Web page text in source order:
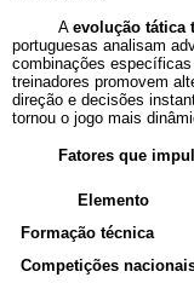
A evolução tática
portuguesas analisam
combinações
treinadores promovem
direção e decisões
tornou o jogo mais
Fatores que
Elemento
Formação técnica
Competições